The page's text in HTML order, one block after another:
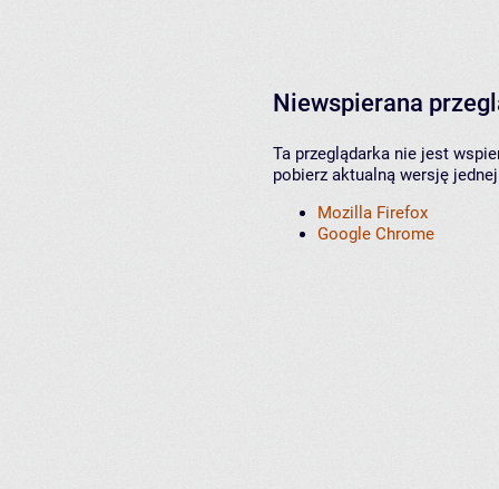
Niewspierana
Ta przeglądarka nie jest
pobierz aktualną wersję
Mozilla Firefox
Google Chrome